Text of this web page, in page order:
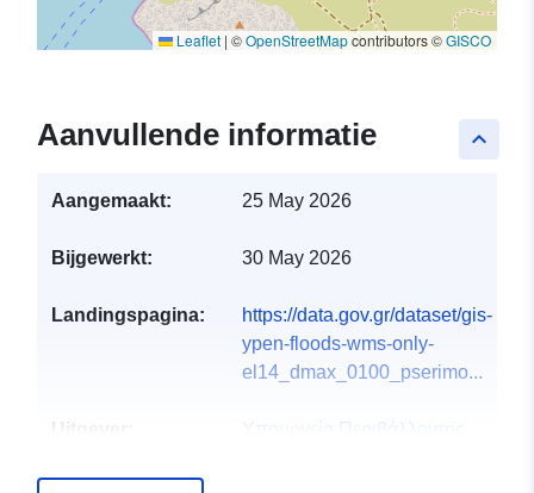
Leaflet | ©OpenStreetMapcontributors ©GISCO
keyboard_arrow_up
Aanvullende informatie
Aangemaakt: 25 May 2026
Bijgewerkt: 30 May 2026
Landingspagina:
https://data.gov.gr/dataset/gis-
ypen-floods-wms-only-
el14_dmax_0100_pserimo...
Uitgever:
Υπουργείο Περιβάλλοντος